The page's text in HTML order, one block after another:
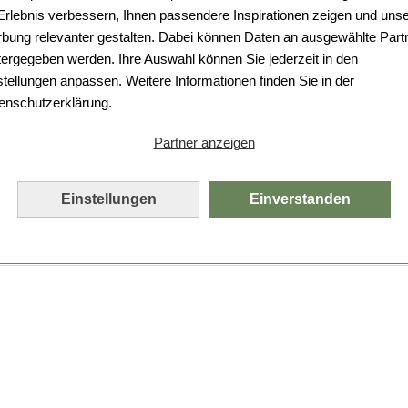
verbessern, Ihnen passendere Inspirationen zeigen und
relevanter gestalten. Dabei können Daten an ausgewählte
werden. Ihre Auswahl können Sie jederzeit in den
anpassen. Weitere Informationen finden Sie in der
Partner anzeigen
Einstellungen Einverstanden
Da ist etwas schiefgelaufen.
Leider ist ein technischer Fehler aufgetreten.
Bitte laden Sie die Seite neu.